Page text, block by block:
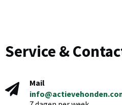
Service &
Mail